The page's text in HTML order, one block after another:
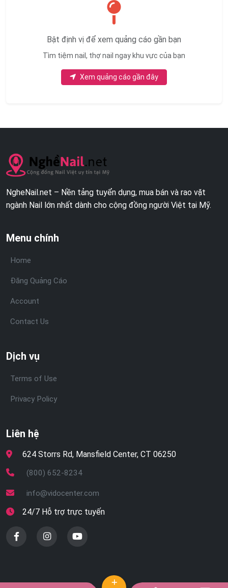
Bật định vị để xem quảng cáo gần bạn
Tìm tiệm nail, thợ nail ngay khu vực của bạn
Xem quảng cáo gần đây
NgheNail.net – Nền tảng tuyển dụng, mua bán và rao vặt
ngành Nail lớn nhất dành cho cộng đồng người Việt tại Mỹ.
Menu chính
Home
Đăng Quảng Cáo
Account
Contact Us
Dịch vụ
Terms of Use
Privacy Policy
Liên hệ
624 Storrs Rd, Mansfield Center, CT 06250
(800) 652-8234
info@vidocenter.com
24/7 Hỗ trợ trực tuyến